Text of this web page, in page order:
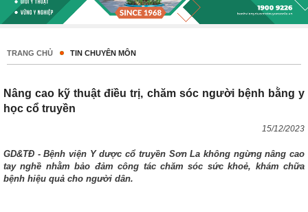
TRANG CHỦ TIN CHUYÊN MÔN
Nâng cao kỹ thuật điều trị, chăm sóc người bệnh bằng y
học cổ truyền
15/12/2023
GD&TĐ - Bệnh viện Y dược cổ truyền Sơn La không ngừng nâng cao
tay nghề nhằm bảo đảm công tác chăm sóc sức khoẻ, khám chữa
bệnh hiệu quả cho người dân.